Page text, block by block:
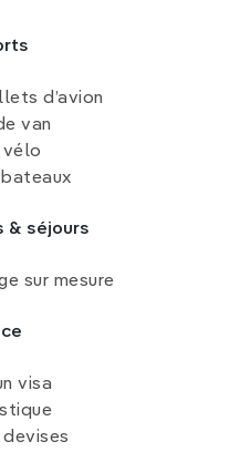
d’avion
van
vélo
& séjours
sur mesure
visa
devises